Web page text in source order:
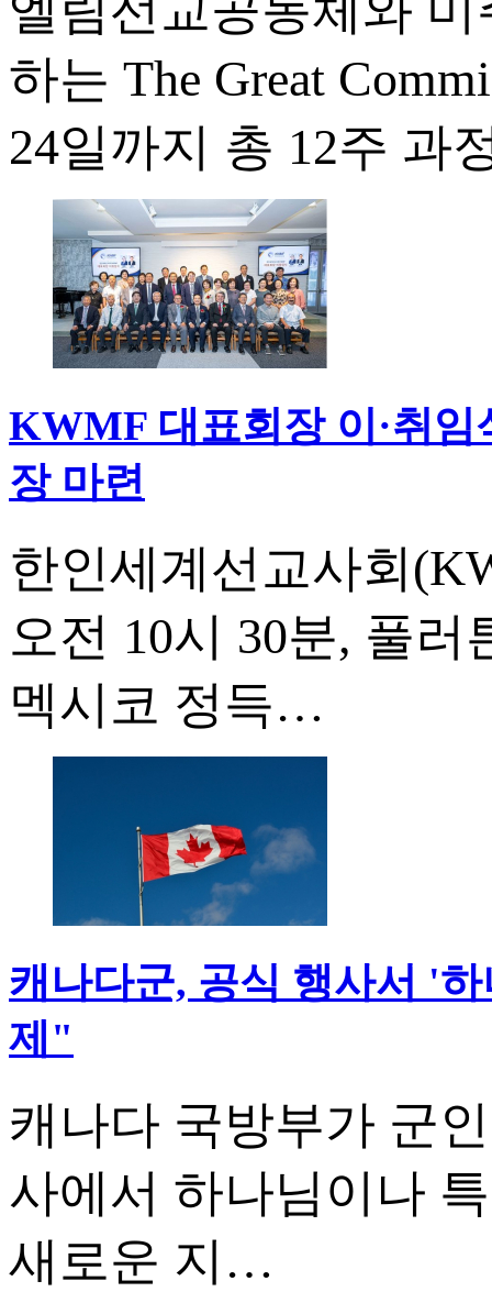
하는 The Great
24일까지 총 12주 과
KWMF 대표회장 이·취
장 마련
한인세계선교사회
오전 10시 30분, 풀
멕시코 정득…
캐나다군, 공식 행사서 '
제"
캐나다 국방부가 군
사에서 하나님이나
새로운 지…